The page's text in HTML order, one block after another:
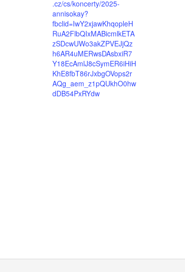
.cz/cs/koncerty/2025-
annisokay?
fbclid=IwY2xjawKhqopleH
RuA2FlbQIxMABicmlkETA
zSDcwUWo3akZPVEJjQz
h6AR4uMERwsDAsbxiR7
Y18EcAmlJ8cSymER6iHiH
KhE8fbT86rJxbgOVops2r
AQg_aem_z1pQUkhO0hw
dDB54PxRYdw